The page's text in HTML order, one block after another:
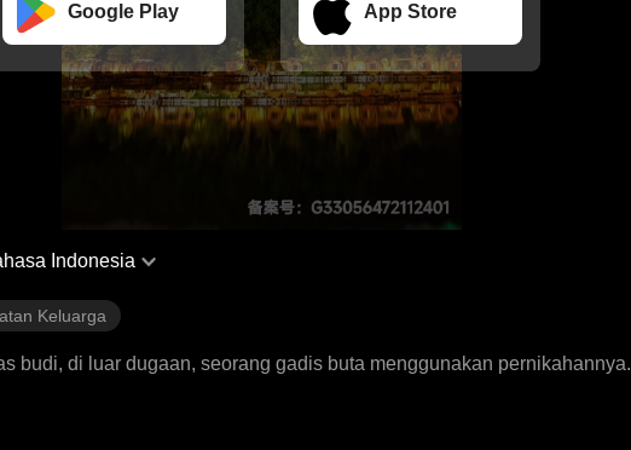
Google Play App Store
Indonesia
Keluarga
budi, di luar dugaan, seorang gadis buta menggunakan pernikahannya.